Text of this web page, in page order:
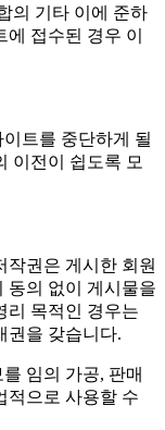
의 기타 이에 준하
접수된 경우 이
트를 중단하게 될
이전이 쉽도록 모
권은 게시한 회원
동의 없이 게시물을
리 목적인 경우는
권을 갖습니다.
임의 가공, 판매
적으로 사용할 수